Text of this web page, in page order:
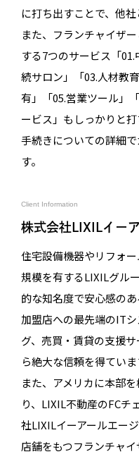
に打ち出すことで、他
また、フランチャイザ
する7つのサービス「
続サロン」「03.人材教
有」「05.営業ツール」
ービス」もしっかりと
手続きについての詳細
す。
Client Information
株式会社LIXILイー
住宅設備機器やリフォ
規模を有するLIXILグル
的な知名度で安心感の
加盟店への最先端のIT
グ、売買・賃貸の支援
ら絶大な信頼を得ていま
また、アメリカに本部
り、LIXIL不動産のFCチ
社LIXILイーアールエー
店舗をもつフランチャ